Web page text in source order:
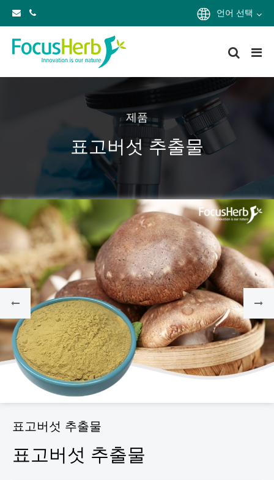
언어 선택
제품
표고버섯 추출물
표고버섯 추출물
표고버섯 추출물